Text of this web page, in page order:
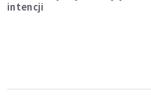
intencji